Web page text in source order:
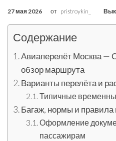
27 мая 2026 от pristroykin_
Содержание
Авиаперелёт Москва —
обзор маршрута
Варианты перелёта и
Типичные
Багаж, нормы и правила
Оформление
пассажирам